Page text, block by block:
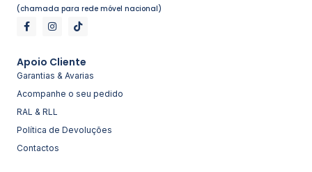
(chamada para rede móvel nacional)
Apoio Cliente
Garantias & Avarias
Acompanhe o seu pedido
RAL & RLL
Política de Devoluções
Contactos